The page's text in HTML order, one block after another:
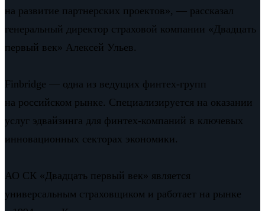
на развитие партнерских проектов», — рассказал
генеральный директор страховой компании «Двадцать
первый век» Алексей Ульев.
Finbridge — одна из ведущих финтех-групп
на российском рынке. Специализируется на оказании
услуг эдвайзинга для финтех-компаний в ключевых
инновационных секторах экономики.
АО СК «Двадцать первый век» является
универсальным страховщиком и работает на рынке